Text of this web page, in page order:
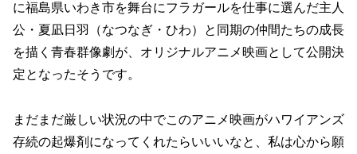
に福島県いわき市を舞台にフラガールを仕事に選んだ主人
公・夏凪日羽（なつなぎ・ひわ）と同期の仲間たちの成長
を描く青春群像劇が、オリジナルアニメ映画として公開決
定となったそうです。
まだまだ厳しい状況の中でこのアニメ映画がハワイアンズ
存続の起爆剤になってくれたらいいいなと、私は心から願